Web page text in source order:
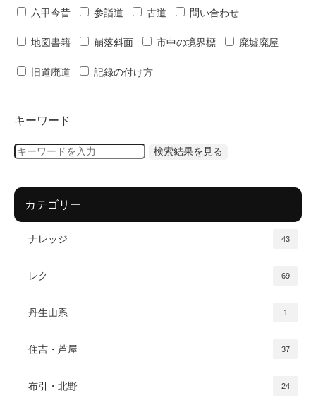
六甲今昔 参詣道 古道 問い合わせ
地図書籍 崩落斜面 市中の境界標 廃墟廃屋
旧道廃道 記録の付け方
キーワード
カテゴリー
ナレッジ 43
レク 69
丹生山系 1
住吉・芦屋 37
布引・北野 24